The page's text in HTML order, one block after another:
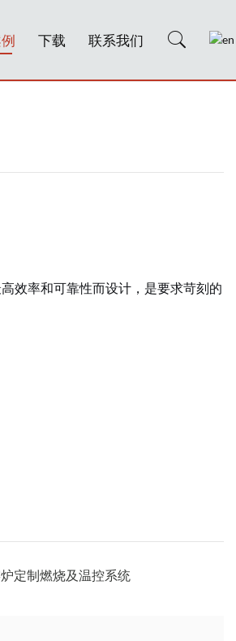
下载 联系我们
效率和可靠性而设计，是要求苛刻的
定制燃烧及温控系统